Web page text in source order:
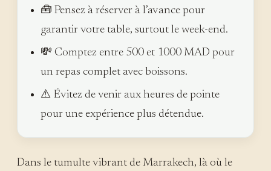
🧰 Pensez à réserver à l’avance pour
garantir votre table, surtout le week-end.
💸 Comptez entre 500 et 1000 MAD pour
un repas complet avec boissons.
⚠️ Évitez de venir aux heures de pointe
pour une expérience plus détendue.
Dans le tumulte vibrant de Marrakech, là où le